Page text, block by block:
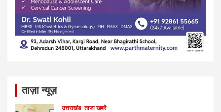
ताज़ा न्यूज़
उत्तराखंड ताजा खबरें